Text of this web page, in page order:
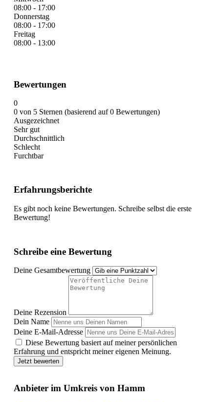
08:00 - 17:00
Donnerstag
08:00 - 17:00
Freitag
08:00 - 13:00
Bewertungen
0
0 von 5 Sternen (basierend auf 0 Bewertungen)
Ausgezeichnet
Sehr gut
Durchschnittlich
Schlecht
Furchtbar
Erfahrungsberichte
Es gibt noch keine Bewertungen. Schreibe selbst die erste
Bewertung!
Schreibe eine Bewertung
Deine Gesamtbewertung
Deine Rezension
Dein Name
Deine E-Mail-Adresse
Diese Bewertung basiert auf meiner persönlichen
Erfahrung und entspricht meiner eigenen Meinung.
Jetzt bewerten
Anbieter im Umkreis von Hamm